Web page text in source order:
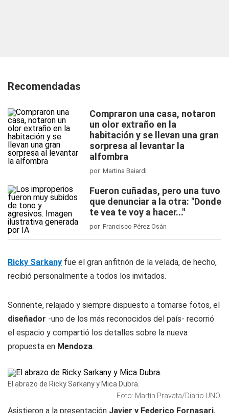
Recomendadas
Compraron una casa, notaron
un olor extraño en la
habitación y se llevan una gran
sorpresa al levantar la
alfombra
por Martina Baiardi
Fueron cuñadas, pero una tuvo
que denunciar a la otra: "Donde
te vea te voy a hacer..."
por Francisco Pérez Osán
Ricky Sarkany fue el gran anfitrión de la velada, de hecho,
recibió personalmente a todos los invitados.
Sonriente, relajado y siempre dispuesto a tomarse fotos, el
diseñador -uno de los más reconocidos del país- recorrió
el espacio y compartió los detalles sobre la nueva
propuesta en Mendoza.
El abrazo de Ricky Sarkany y Mica Dubra.
Foto: Martín Pravata/Diario UNO.
Asistieron a la presentación Javier y Federico Fornasari,